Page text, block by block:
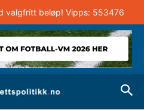
valgfritt beløp! Vipps: 553476